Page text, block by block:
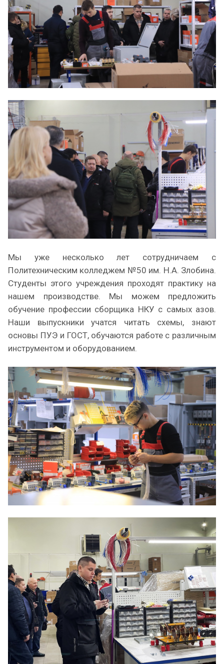
Мы уже несколько лет сотрудничаем с
Политехническим колледжем №50 им. Н.А. Злобина.
Студенты этого учреждения проходят практику на
нашем производстве. Мы можем предложить
обучение профессии сборщика НКУ с самых азов.
Наши выпускники учатся читать схемы, знают
основы ПУЭ и ГОСТ, обучаются работе с различным
инструментом и оборудованием.